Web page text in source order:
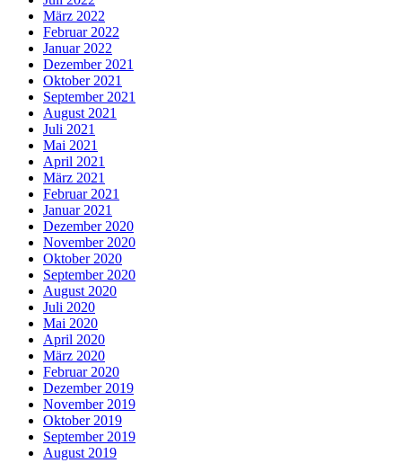
März 2022
Februar 2022
Januar 2022
Dezember 2021
Oktober 2021
September 2021
August 2021
Juli 2021
Mai 2021
April 2021
März 2021
Februar 2021
Januar 2021
Dezember 2020
November 2020
Oktober 2020
September 2020
August 2020
Juli 2020
Mai 2020
April 2020
März 2020
Februar 2020
Dezember 2019
November 2019
Oktober 2019
September 2019
August 2019